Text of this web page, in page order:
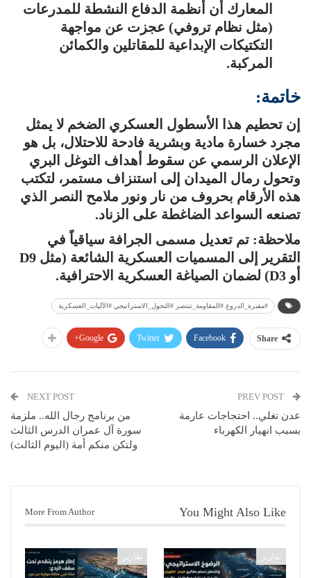
المعارك أن أنظمة الدفاع النشطة للمدرعات
(مثل نظام تروفي) عجزت عن مواجهة
التكتيكات الإبداعية للمقاتلين والكمائن
المركبة.
خاتمة:
إن تحطيم هذا الأسطول العسكري الضخم لا يمثل
مجرد خسارة مادية وبشرية فادحة للاحتلال، بل هو
الإعلان الرسمي عن سقوط أهداف التوغل البري
وتحول رمال الميدان إلى استنزاف مستمر، لتكتب
هذه الأرقام بحروف من نار ونور ملامح النصر الذي
تصنعه السواعد الضاغطة على الزناد.
ملاحظة: تم تعديل مسمى الجرافة سياقياً في
التقرير إلى المسميات العسكرية الشائعة (مثل D9
أو D3) لضمان الصياغة العسكرية الاحترافية.
#مقبرة_الدروع #المقاومة_تنتصر #التحول_الاستراتيجي #الآليات_العسكرية
Share
Facebook
Twitter
Google+
عدن تغلي.. احتجاجات عارمة
بسبب انهيار الكهرباء
NEXT POST
من برنامج رجال الله.. ملزمة
سورة آل عمران الدرس الثالث
ولتكن منكم أمة (اليوم الثالث)
You Might Also Like
More From Author
تقارير تقارير